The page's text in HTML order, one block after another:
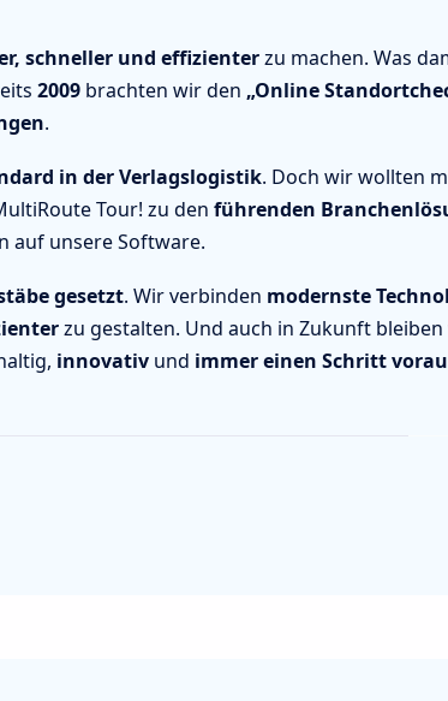
schneller und effizienterzu machen. Was
2009 brachten wir den „Online
.
in der Verlagslogistik. Doch wir wollten
Tour! zu den führenden
auf unsere Software.
gesetzt. Wir verbinden modernste
zu gestalten. Und auch in Zukunft
innovativ und immer einen Schritt